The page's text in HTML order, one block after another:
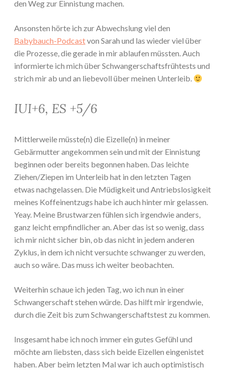
den Weg zur Einnistung machen.
Ansonsten hörte ich zur Abwechslung viel den
Babybauch-Podcastvon Sarah und las wieder viel über
die Prozesse, die gerade in mir ablaufen müssten. Auch
informierte ich mich über Schwangerschaftsfrühtests und
strich mir ab und an liebevoll über meinen Unterleib.
IUI+6, ES +5/6
Mittlerweile müsste(n) die Eizelle(n) in meiner
Gebärmutter angekommen sein und mit der Einnistung
beginnen oder bereits begonnen haben. Das leichte
Ziehen/Ziepen im Unterleib hat in den letzten Tagen
etwas nachgelassen. Die Müdigkeit und Antriebslosigkeit
meines Koffeinentzugs habe ich auch hinter mir gelassen.
Yeay. Meine Brustwarzen fühlen sich irgendwie anders,
ganz leicht empfindlicher an. Aber das ist so wenig, dass
ich mir nicht sicher bin, ob das nicht in jedem anderen
Zyklus, in dem ich nicht versuchte schwanger zu werden,
auch so wäre. Das muss ich weiter beobachten.
Weiterhin schaue ich jeden Tag, wo ich nun in einer
Schwangerschaft stehen würde. Das hilft mir irgendwie,
durch die Zeit bis zum Schwangerschaftstest zu kommen.
Insgesamt habe ich noch immer ein gutes Gefühl und
möchte am liebsten, dass sich beide Eizellen eingenistet
haben. Aber beim letzten Mal war ich auch optimistisch